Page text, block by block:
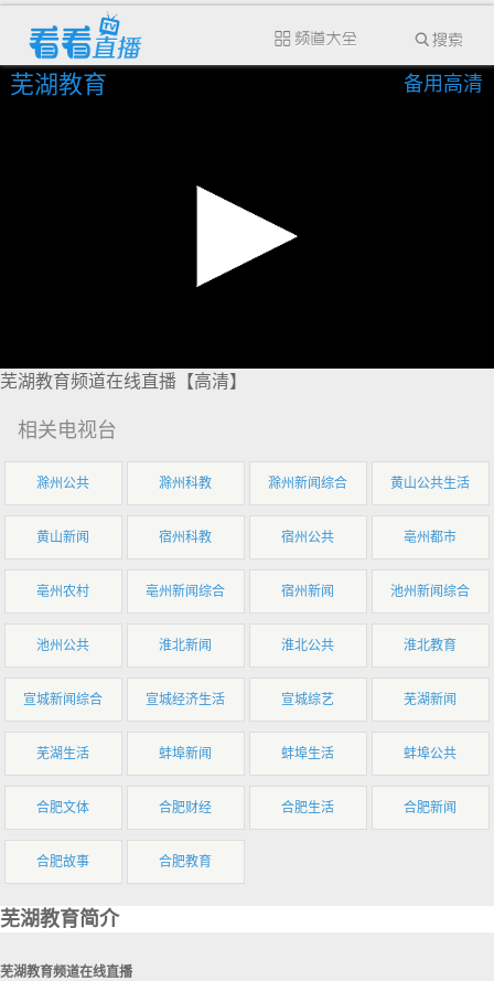
芜湖教育 备用高清
芜湖教育频道在线直播【高清】
相关电视台
滁州公共 滁州科教 滁州新闻综合 黄山公共生活
黄山新闻 宿州科教 宿州公共 亳州都市
亳州农村 亳州新闻综合 宿州新闻 池州新闻综合
池州公共 淮北新闻 淮北公共 淮北教育
宣城新闻综合 宣城经济生活 宣城综艺 芜湖新闻
芜湖生活 蚌埠新闻 蚌埠生活 蚌埠公共
合肥文体 合肥财经 合肥生活 合肥新闻
合肥故事 合肥教育
芜湖教育简介
芜湖教育频道在线直播